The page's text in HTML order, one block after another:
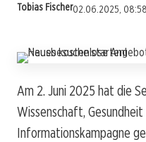
Tobias Fischer02.06.2025,
Am 2. Juni 2025 hat die
Wissenschaft,
Informationskampagne